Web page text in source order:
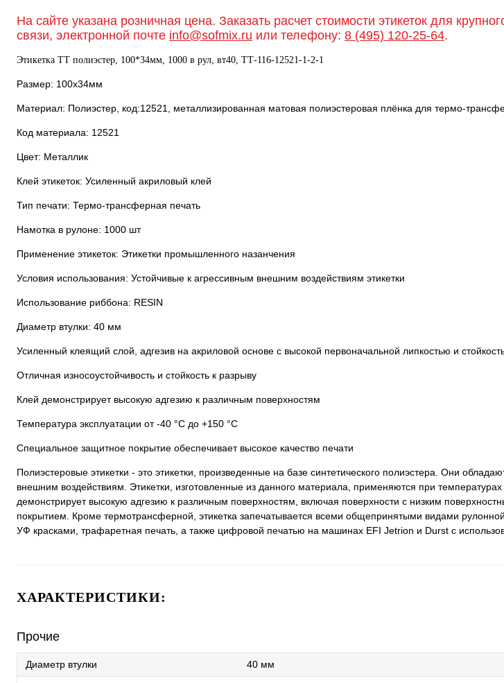
На сайте указана розничная цена. Заказать расчет стоимости этикеток для
связи, электронной почте info@sofmix.ru или телефону: 8 (495) 120-25-64.
Этикетка ТТ полиэстер, 100*34мм, 1000 в рул, вт40, ТТ-116-12521-1-2-1
Размер: 100х34мм
Материал: Полиэстер, код:12521, металлизированная матовая полиэстеровая плёнка для термо-
Код материала: 12521
Цвет: Металлик
Клей этикеток: Усиленный акриловый клей
Тип печати: Термо-трансферная печать
Намотка в рулоне: 1000 шт
Применение этикеток: Этикетки промышленного назанчения
Условия использования: Устойчивые к агрессивным внешним воздействиям этикетки
Использование риббона: RESIN
Диаметр втулки: 40 мм
Усиленный клеящий слой, адгезив на акриловой основе с высокой первоначальной липкостью и
Отличная износоустойчивость и стойкость к разрыву
Клей демонстрирует высокую адгезию к различным поверхностям
Температура эксплуатации от -40 °C до +150 °C
Специальное защитное покрытие обеспечивает высокое качество печати
Полиэстеровые этикетки - это этикетки, произведенные на базе синтетического полиэстера. Они
внешним воздействиям. Этикетки, изготовленные из данного материала, применяются при
демонстрирует высокую адгезию к различным поверхностям, включая поверхности с низким
покрытием. Кроме термотрансферной, этикетка запечатывается всеми общепринятыми видами
УФ красками, трафаретная печать, а также цифровой печатью на машинах EFI Jetrion и Durst с
ХАРАКТЕРИСТИКИ:
Прочие
Диаметр втулки 40 мм